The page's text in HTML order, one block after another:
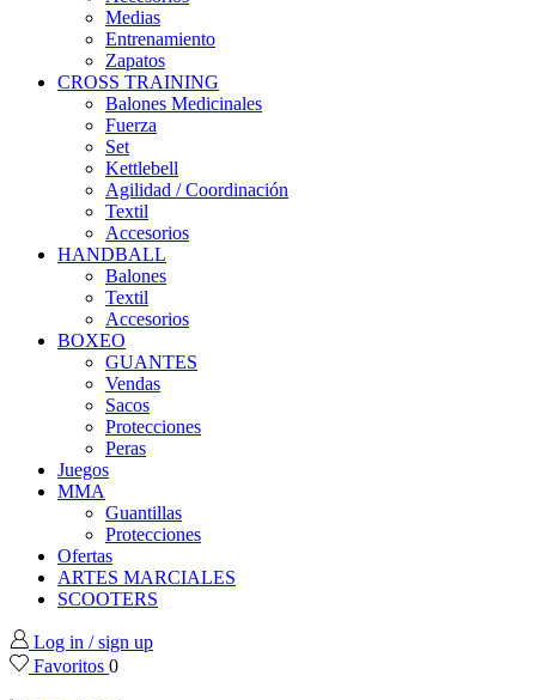
Medias
Entrenamiento
Zapatos
CROSS TRAINING
Balones Medicinales
Fuerza
Set
Kettlebell
Agilidad / Coordinación
Textil
Accesorios
HANDBALL
Balones
Textil
Accesorios
BOXEO
GUANTES
Vendas
Sacos
Protecciones
Peras
Juegos
MMA
Guantillas
Protecciones
Ofertas
ARTES MARCIALES
SCOOTERS
Log in / sign up
Favoritos 0